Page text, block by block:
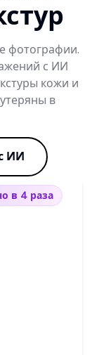
фотографии.
с ИИ
кожи и
в
ИИ
в 4 раза